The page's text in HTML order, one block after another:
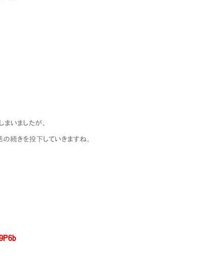
したが、
を投下していきますね。